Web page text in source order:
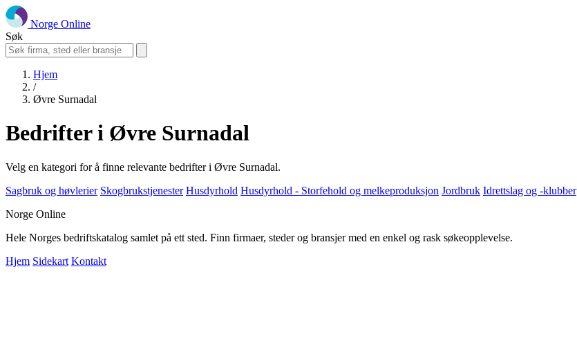
Norge Online
Søk
Hjem
/
Øvre Surnadal
Bedrifter i Øvre Surnadal
Velg en kategori for å finne relevante bedrifter i Øvre Surnadal.
Sagbruk og høvlerier Skogbrukstjenester Husdyrhold Husdyrhold - Storfehold og melkeproduksjon Jordbruk Idrettslag og -klubber
Norge Online
Hele Norges bedriftskatalog samlet på ett sted. Finn firmaer, steder og bransjer med en enkel og rask søkeopplevelse.
Hjem Sidekart Kontakt